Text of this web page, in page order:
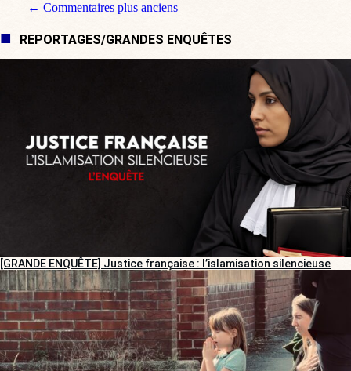
Navigation de commentaire
← Commentaires plus anciens
REPORTAGES/GRANDES ENQUÊTES
[GRANDE ENQUÊTE] Justice française : l’islamisation silencieuse